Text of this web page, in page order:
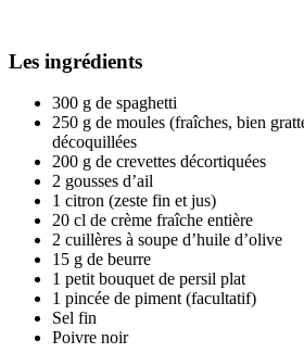
Les ingrédients
300 g de spaghetti
250 g de moules (fraîches, bien
décoquillées
200 g de crevettes décortiquées
2 gousses d’ail
1 citron (zeste fin et jus)
20 cl de crème fraîche entière
2 cuillères à soupe d’huile d’olive
15 g de beurre
1 petit bouquet de persil plat
1 pincée de piment (facultatif)
Sel fin
Poivre noir